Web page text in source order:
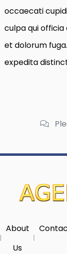
occaecati
culpa qui
et dolorum
expedita
About
Us